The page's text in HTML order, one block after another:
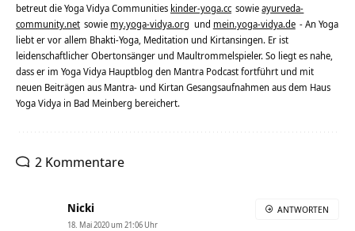
betreut die Yoga Vidya Communities kinder-yoga.cc sowieayurveda-
community.net sowie my.yoga-vidya.org und mein.yoga-vidya.de - An Yoga
liebt er vor allem Bhakti-Yoga, Meditation und Kirtansingen. Er ist
leidenschaftlicher Obertonsänger und Maultrommelspieler. So liegt es nahe,
dass er im Yoga Vidya Hauptblog den Mantra Podcast fortführt und mit
neuen Beiträgen aus Mantra- und Kirtan Gesangsaufnahmen aus dem Haus
Yoga Vidya in Bad Meinberg bereichert.
2 Kommentare
Nicki
18. Mai 2020 um 21:06 Uhr
ANTWORTEN